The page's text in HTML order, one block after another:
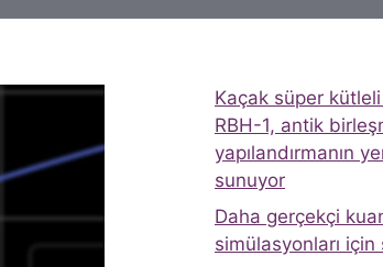
Kaçak süper
RBH-1, antik
yapılandırmanın
sunuyor
Daha gerçekçi
simülasyonları için